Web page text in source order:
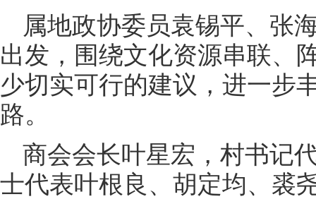
属地政协委员袁锡平、张
出发，围绕文化资源串联、
少切实可行的建议，进一步
路。
商会会长叶星宏，村书记
士代表叶根良、胡定均、裘